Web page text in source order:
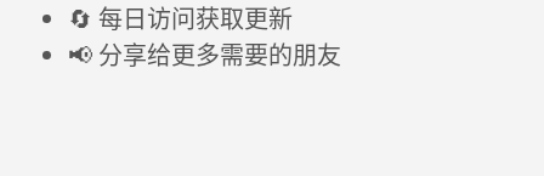
🔄 每日访问获取更新
📢 分享给更多需要的朋友